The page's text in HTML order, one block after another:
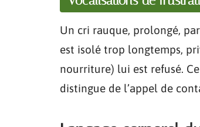
Un cri rauque, prolongé,
est isolé trop longtemps,
nourriture) lui est refusé.
distingue de l’appel de